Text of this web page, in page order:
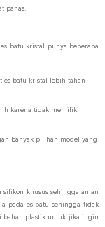
panas.
batu kristal punya beberapa
es batu kristal lebih tahan
karena tidak memiliki
banyak pilihan model yang
silikon khusus sehingga aman
pada es batu sehingga tidak
bahan plastik untuk jika ingin